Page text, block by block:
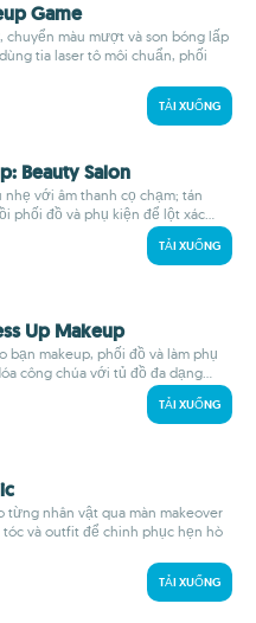
Game
chuyển màu mượt và son bóng lấp
tia laser tô môi chuẩn, phối
TẢI XUỐNG
Beauty Salon
nhẹ với âm thanh cọ chạm; tán
phối đồ và phụ kiện để lột xác...
TẢI XUỐNG
Up Makeup
bạn makeup, phối đồ và làm phụ
công chúa với tủ đồ đa dạng...
TẢI XUỐNG
từng nhân vật qua màn makeover
tóc và outfit để chinh phục hẹn hò
TẢI XUỐNG